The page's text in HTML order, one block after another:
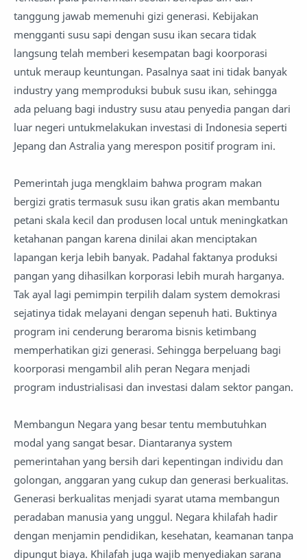
tanggung jawab memenuhi gizi generasi. Kebijakan
mengganti susu sapi dengan susu ikan secara tidak
langsung telah memberi kesempatan bagi koorporasi
untuk meraup keuntungan. Pasalnya saat ini tidak banyak
industry yang memproduksi bubuk susu ikan, sehingga
ada peluang bagi industry susu atau penyedia pangan dari
luar negeri untukmelakukan investasi di Indonesia seperti
Jepang dan Astralia yang merespon positif program ini.
Pemerintah juga mengklaim bahwa program makan
bergizi gratis termasuk susu ikan gratis akan membantu
petani skala kecil dan produsen local untuk meningkatkan
ketahanan pangan karena dinilai akan menciptakan
lapangan kerja lebih banyak. Padahal faktanya produksi
pangan yang dihasilkan korporasi lebih murah harganya.
Tak ayal lagi pemimpin terpilih dalam system demokrasi
sejatinya tidak melayani dengan sepenuh hati. Buktinya
program ini cenderung beraroma bisnis ketimbang
memperhatikan gizi generasi. Sehingga berpeluang bagi
koorporasi mengambil alih peran Negara menjadi
program industrialisasi dan investasi dalam sektor pangan.
Membangun Negara yang besar tentu membutuhkan
modal yang sangat besar. Diantaranya system
pemerintahan yang bersih dari kepentingan individu dan
golongan, anggaran yang cukup dan generasi berkualitas.
Generasi berkualitas menjadi syarat utama membangun
peradaban manusia yang unggul. Negara khilafah hadir
dengan menjamin pendidikan, kesehatan, keamanan tanpa
dipungut biaya. Khilafah juga wajib menyediakan sarana